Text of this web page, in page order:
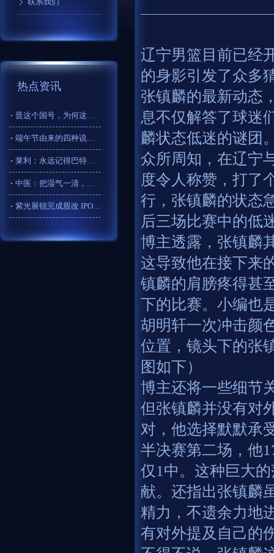
热点资讯
晋这个国号，为何这么受欢迎？_晋国_司马昭_历史
端午节由来的四种说法，你知道吗？
莱利：永远记得巴特勒在园区拼尽全力 但过去一年半情况大不相同
中医：把湿气一清，还你平坦小腹
紫光展锐完成股改 IPO目标再进一步？最新回应！
辽宁男篮目前已经
的身影引发了众多
张镇麟的最新动态
息不仅解答了球迷
麟状态低迷的谜团
众所周知，在辽宁
度令人称赞，打了
行，张镇麟的状态
后三场比赛中的低
博主透露，张镇麟
这导致他在接下来
镇麟的肩膀疼得甚
下的比赛。小编也
胡明轩一次冲击颜
位置，镜头下的张
图如下）
博主还将一些细节
但张镇麟并没有对
对，他选择默默承
半决赛第二场，他
仅1中。这种巨大
献。还指出张镇麟
精力，不遗余力地
有对外提及自己的